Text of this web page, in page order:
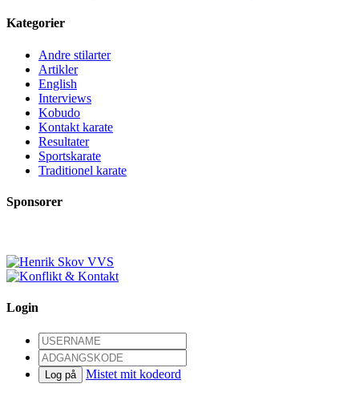
Kategorier
Andre stilarter
Artikler
English
Interviews
Kobudo
Kontakt karate
Resultater
Sportskarate
Traditionel karate
Sponsorer
Login
Log på Mistet mit kodeord